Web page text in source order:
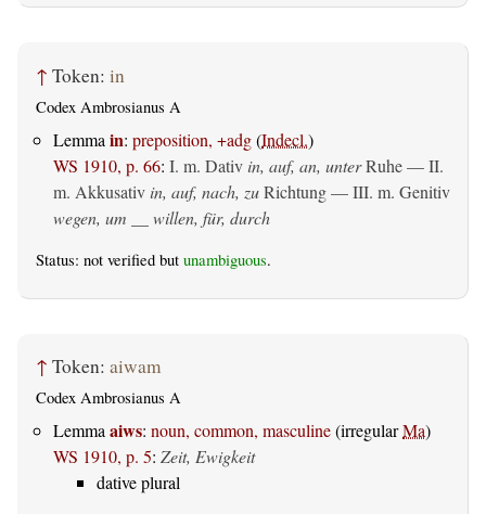
↑ Token: in
Codex Ambrosianus A
Lemma in: preposition, +adg(Indecl.)
WS 1910, p. 66: I. m. Dativ in, auf, an, unterRuhe — II.
m. Akkusativ in, auf, nach, zuRichtung — III. m. Genitiv
wegen, um __ willen, für, durch
Status: not verified but unambiguous.
↑ Token: aiwam
Codex Ambrosianus A
Lemmaaiws: noun, common, masculine(irregularMa)
WS 1910, p. 5: Zeit, Ewigkeit
dative plural